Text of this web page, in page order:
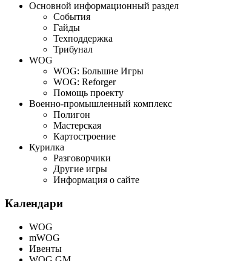
Основной информационный раздел
События
Гайды
Техподдержка
Трибунал
WOG
WOG: Большие Игры
WOG: Reforger
Помощь проекту
Военно-промышленный комплекс
Полигон
Мастерская
Картостроение
Курилка
Разговорчики
Другие игры
Информация о сайте
Календари
WOG
mWOG
Ивенты